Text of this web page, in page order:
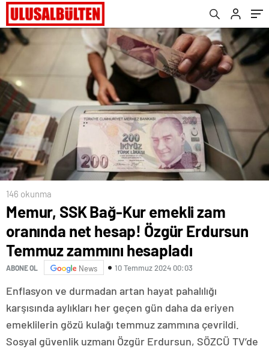
hesapladı
146 okunma
Memur, SSK Bağ-Kur emekli zam
oranında net hesap! Özgür Erdursun
Temmuz zammını hesapladı
ABONE OL News 10 Temmuz 2024 00:03
Enflasyon ve durmadan artan hayat pahalılığı
karşısında aylıkları her geçen gün daha da eriyen
emeklilerin gözü kulağı temmuz zammına çevrildi.
Sosyal güvenlik uzmanı Özgür Erdursun, SÖZCÜ TV’de